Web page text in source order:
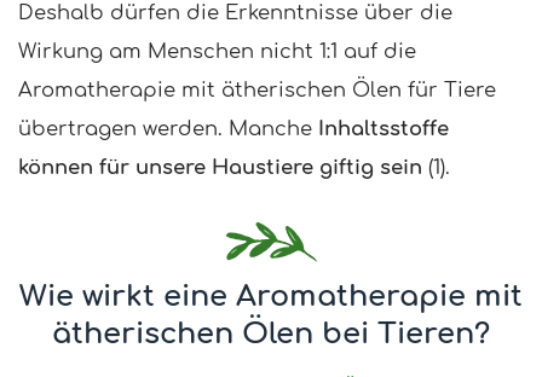
Deshalb dürfen die Erkenntnisse über die
Wirkung am Menschen nicht 1:1 auf die
Aromatherapie mit ätherischen Ölen für Tiere
übertragen werden. Manche Inhaltsstoffe
können für unsere Haustiere giftig sein (1).
Wie wirkt eine Aromatherapie mit
ätherischen Ölen bei Tieren?